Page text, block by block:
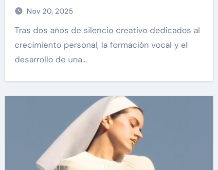
Nov 20, 2025
Tras dos años de silencio creativo dedicados al
crecimiento personal, la formación vocal y el
desarrollo de una…